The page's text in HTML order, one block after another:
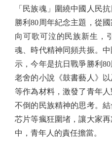
「民族魂」圍繞中國人民
勝利80周年紀念主題，從
向可歌可泣的民族新生，
魂、時代精神同頻共振。
示，今年是抗日戰爭勝利
老舍的小說《鼓書藝人》以
等作為材料，激發了青年
不倒的民族精神的思考。
芯片等瘋狂圍堵，讓大家
中，青年人的責任擔當。